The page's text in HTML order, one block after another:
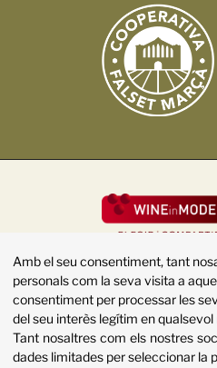
Amb el seu consentiment, tant
personals com la seva visita a
consentiment per processar les
del seu interès legítim en
Tant nosaltres com els nostres
dades limitades per seleccionar la